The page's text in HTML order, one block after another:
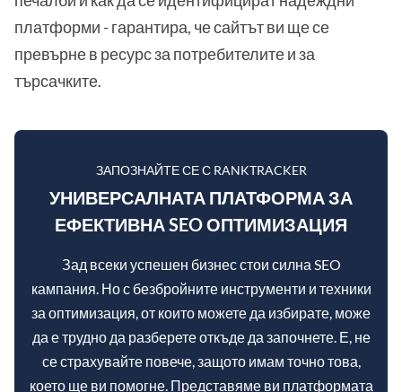
платформи - гарантира, че сайтът ви ще се
превърне в ресурс за потребителите и за
търсачките.
ЗАПОЗНАЙТЕ СЕ С RANKTRACKER
УНИВЕРСАЛНАТА ПЛАТФОРМА ЗА
ЕФЕКТИВНА SEO ОПТИМИЗАЦИЯ
Зад всеки успешен бизнес стои силна SEO
кампания. Но с безбройните инструменти и техники
за оптимизация, от които можете да избирате, може
да е трудно да разберете откъде да започнете. Е, не
се страхувайте повече, защото имам точно това,
което ще ви помогне. Представяме ви платформата